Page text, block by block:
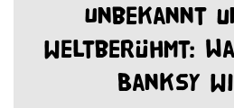
Unbekannt
weltberühmt:
Banksy